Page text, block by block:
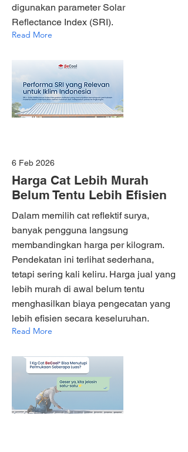
digunakan parameter Solar
Reflectance Index (SRI).
Read More
6 Feb 2026
Harga Cat Lebih Murah
Belum Tentu Lebih Efisien
Dalam memilih cat reflektif surya,
banyak pengguna langsung
membandingkan harga per kilogram.
Pendekatan ini terlihat sederhana,
tetapi sering kali keliru. Harga jual yang
lebih murah di awal belum tentu
menghasilkan biaya pengecatan yang
lebih efisien secara keseluruhan.
Read More